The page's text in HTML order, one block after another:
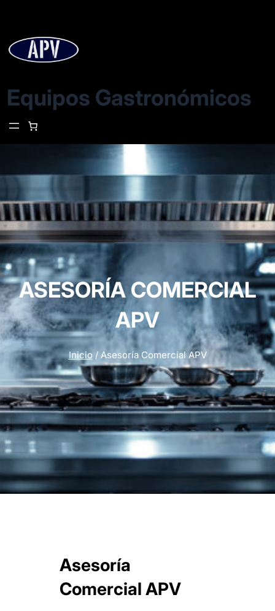
Equipos Gastronómicos
ASESORÍA COMERCIAL
APV
Inicio/ Asesoría Comercial APV
Asesoría
Comercial APV